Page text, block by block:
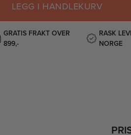
LEGG I HANDLEKURV
GRATIS FRAKT OVER
899,-
RASK
NORGE